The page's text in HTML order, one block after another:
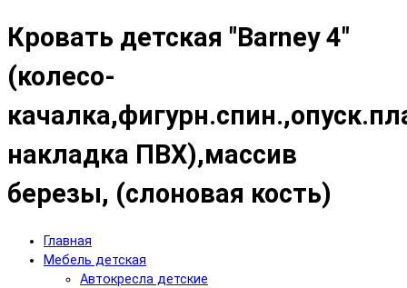
Кровать детская "Barney 4"
(колесо-
накладка ПВХ),массив
березы, (слоновая кость)
Главная
Мебель детская
Автокресла детские